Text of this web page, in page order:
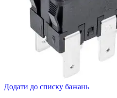
Додати до списку бажань